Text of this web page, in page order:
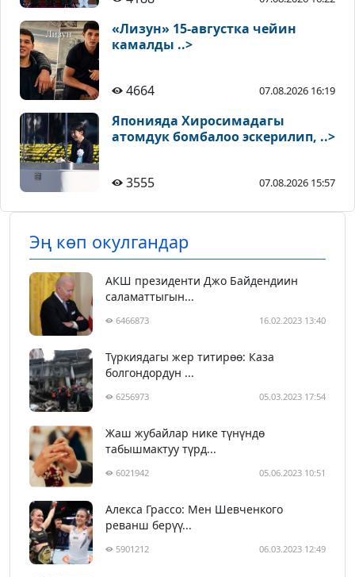
«Лизун» 15-августка чейин
камалды ..>
4664 07.08.2026 16:19
Японияда Хиросимадагы
атомдук бомбалоо эскерилип, ..>
3555 07.08.2026 15:57
Эң көп окулгандар
АКШ президенти Джо Байдендиин
саламаттыгын...
6466873 16.02.2023 13:40
Түркиядагы жер титирөө: Каза
болгондордун ...
6256973 05.03.2023 17:54
Жаш жубайлар нике түнүндө
табышмактуу түрд...
6021942 05.06.2023 10:51
Алекса Грассо: Мен Шевченкого
реванш берүү...
5901212 06.03.2023 12:49